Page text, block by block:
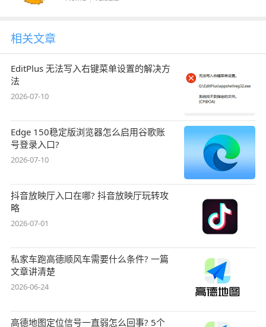
相关文章
EditPlus 无法写入右键菜单设置的解决方
法
2026-07-10
Edge 150稳定版浏览器怎么启用谷歌账
号登录入口?
2026-07-10
抖音放映厅入口在哪? 抖音放映厅玩转攻
略
2026-07-01
私家车跑高德顺风车需要什么条件? 一篇
文章讲清楚
2026-06-24
高德地图定位信号一直弱怎么回事? 5个